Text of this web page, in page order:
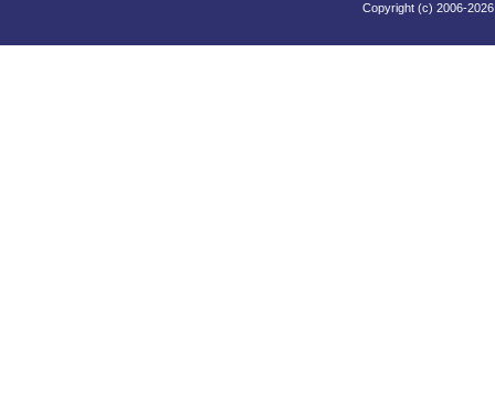
Copyright (c) 2006-